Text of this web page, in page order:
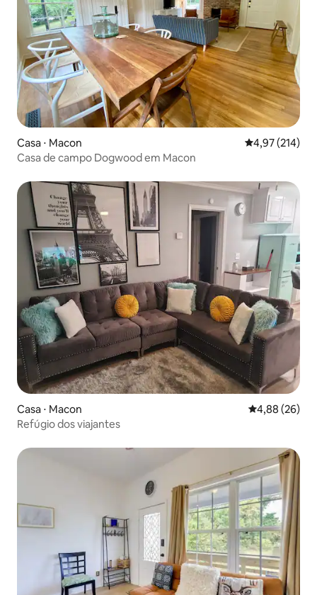
Casa ⋅ Macon 4,97 de uma
4,97 (214)
Casa de campo Dogwood em Macon
Casa ⋅ Macon 4,88 de uma
4,88 (26)
Refúgio dos viajantes